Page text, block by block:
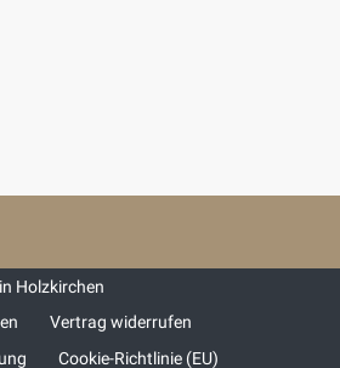
Holzkirchen
Vertrag widerrufen
Cookie-Richtlinie (EU)